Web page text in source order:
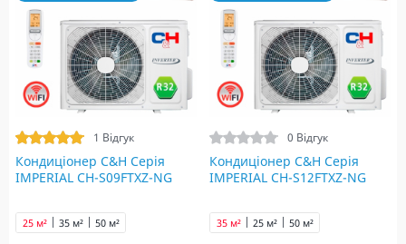
1 Відгук
Кондиціонер C&H Серія
IMPERIAL CH-S09FTXZ-NG
25 м² 35 м² 50 м²
0 Відгук
Кондиціонер C&H Серія
IMPERIAL CH-S12FTXZ-NG
25 м²
35 м² 50 м²